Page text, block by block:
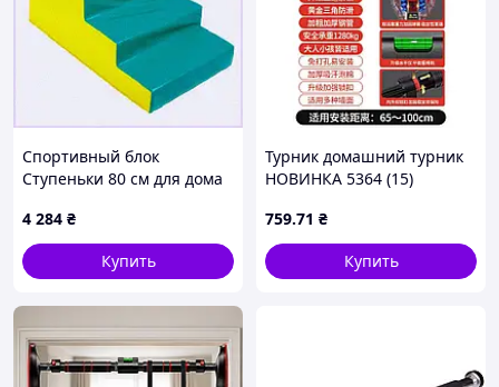
Спортивный блок
Ступеньки 80 см для дома
T6538K5C30
4 284 ₴
Купить
Турник домашний турник
НОВИНКА 5364 (15)
759.71 ₴
Купить